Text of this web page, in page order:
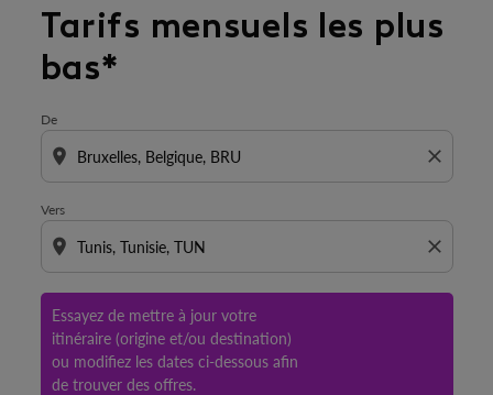
Tarifs mensuels les plus
bas*
De
location_on close
Vers
location_on close
Essayez de mettre à jour votre
itinéraire (origine et/ou destination)
ou modifiez les dates ci-dessous afin
de trouver des offres.
Essayez de mettre à jour votre itinéraire (origine et/